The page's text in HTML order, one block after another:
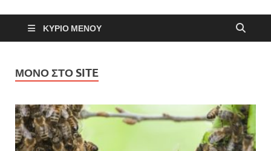
ΚΎΡΙΟ ΜΕΝΟΎ
ΜΌΝΟ ΣΤΟ SITE